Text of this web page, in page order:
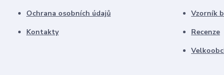
Ochrana osobních údajů
Kontakty
Vzorník
Recenze